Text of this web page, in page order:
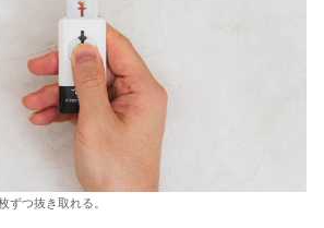
ずつ抜き取れる。